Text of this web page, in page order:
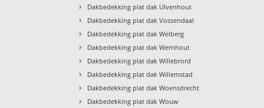
› Dakbedekking plat dak Ulvenhout
› Dakbedekking plat dak Vossendaal
› Dakbedekking plat dak Welberg
› Dakbedekking plat dak Wernhout
› Dakbedekking plat dak Willebrord
› Dakbedekking plat dak Willemstad
› Dakbedekking plat dak Woensdrecht
› Dakbedekking plat dak Wouw